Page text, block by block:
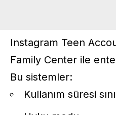
Instagram Teen
Family Center ile
Bu sistemler:
Kullanım süresi